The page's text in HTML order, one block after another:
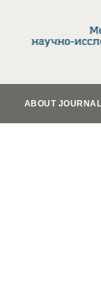
ABOUT JOURNAL